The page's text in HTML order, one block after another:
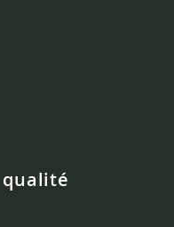
qualité